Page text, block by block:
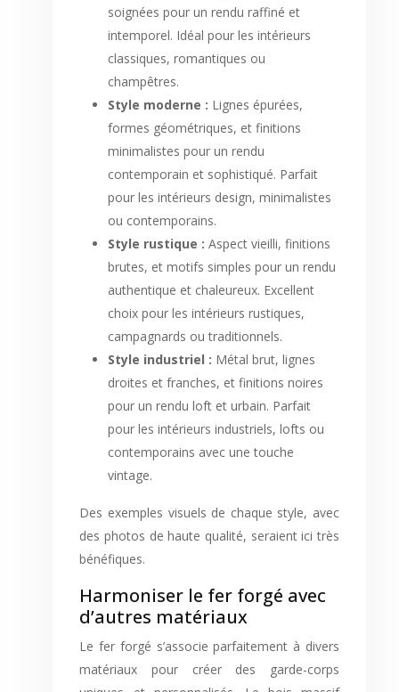
soignées pour un rendu raffiné et
intemporel. Idéal pour les intérieurs
classiques, romantiques ou
champêtres.
Style moderne : Lignes épurées,
formes géométriques, et finitions
minimalistes pour un rendu
contemporain et sophistiqué. Parfait
pour les intérieurs design, minimalistes
ou contemporains.
Style rustique :Aspect vieilli, finitions
brutes, et motifs simples pour un rendu
authentique et chaleureux. Excellent
choix pour les intérieurs rustiques,
campagnards ou traditionnels.
Style industriel : Métal brut, lignes
droites et franches, et finitions noires
pour un rendu loft et urbain. Parfait
pour les intérieurs industriels, lofts ou
contemporains avec une touche
vintage.
Des exemples visuels de chaque style, avec
des photos de haute qualité, seraient ici très
bénéfiques.
Harmoniser le fer forgé avec
d’autres matériaux
Le fer forgé s’associe parfaitement à divers
matériaux pour créer des garde-corps